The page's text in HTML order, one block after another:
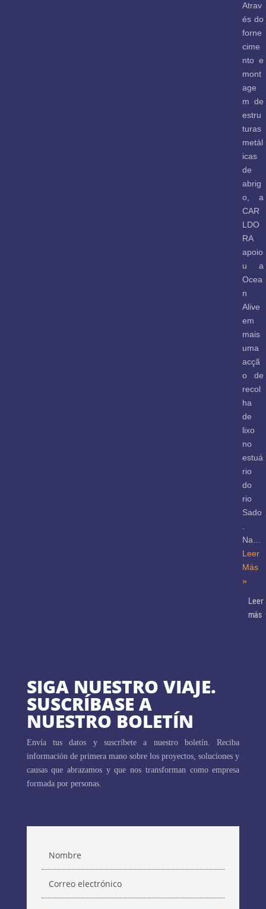
Atrav
és do
forne
cime
nto e
mont
age
m de
estru
turas
metál
icas
de
abrig
o, a
CAR
LDO
RA
apoio
u a
Ocea
n
Alive
em
mais
uma
acçã
o de
recol
ha
de
lixo
no
estuá
rio
do
rio
Sado
Na…
Leer
Más
»
Leer
más
SIGA NUESTRO VIAJE.
SUSCRÍBASE A
NUESTRO BOLETÍN
Envía tus datos y suscríbete a nuestro boletín. Reciba
información de primera mano sobre los proyectos, soluciones y
causas que abrazamos y que nos transforman como empresa
formada por personas.